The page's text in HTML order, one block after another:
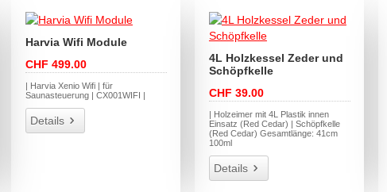
Harvia Wifi Module
CHF 499.00
| Harvia Xenio Wifi | für
Saunasteuerung | CX001WIFI |
Details
4L Holzkessel Zeder und
Schöpfkelle
CHF 39.00
| Holzeimer mit 4L Plastik innen
Einsatz (Red Cedar) | Schöpfkelle
(Red Cedar) Gesamtlänge: 41cm
100ml
Details